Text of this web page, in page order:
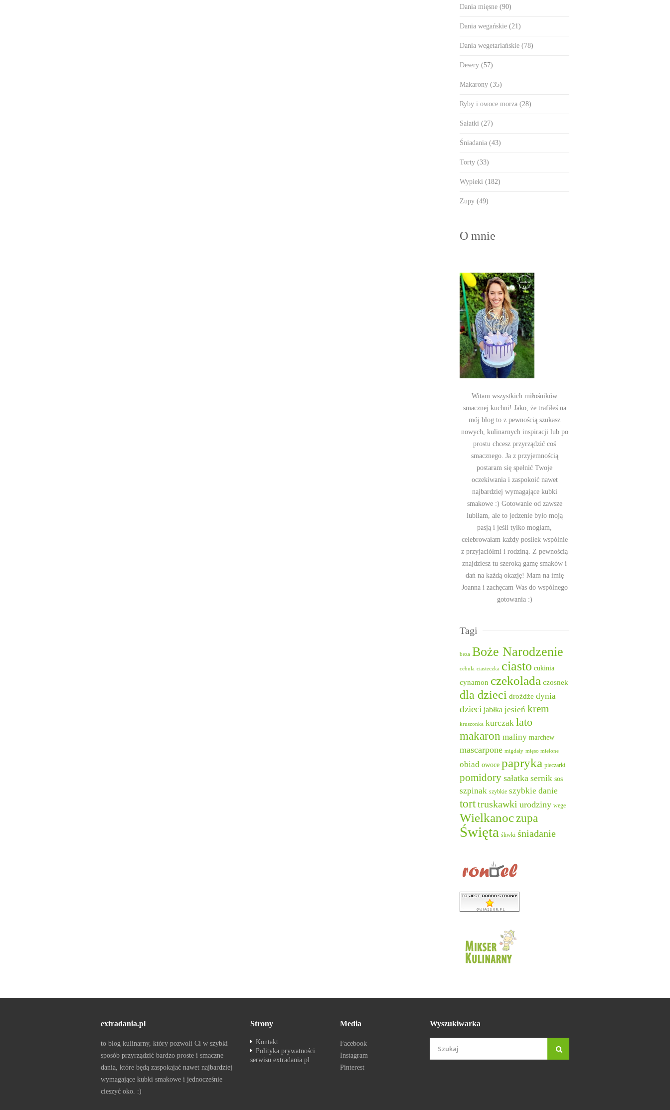
Dania mięsne (90)
Dania wegańskie (21)
Dania wegetariańskie (78)
Desery (57)
Makarony (35)
Ryby i owoce morza (28)
Sałatki (27)
Śniadania (43)
Torty (33)
Wypieki (182)
Zupy (49)
O mnie
Witam wszystkich miłośników
smacznej kuchni! Jako, że trafiłeś na
mój blog to z pewnością szukasz
nowych, kulinarnych inspiracji lub po
prostu chcesz przyrządzić coś
smacznego. Ja z przyjemnością
postaram się spełnić Twoje
oczekiwania i zaspokoić nawet
najbardziej wymagające kubki
smakowe :) Gotowanie od zawsze
lubiłam, ale to jedzenie było moją
pasją i jeśli tylko mogłam,
celebrowałam każdy posiłek wspólnie
z przyjaciółmi i rodziną. Z pewnością
znajdziesz tu szeroką gamę smaków i
dań na każdą okazję! Mam na imię
Joanna i zachęcam Was do wspólnego
gotowania :)
Tagi
beza Boże Narodzenie
cebula ciasteczka ciasto cukinia
cynamon czekolada czosnek
dla dzieci drożdże dynia
dzieci jabłka jesień krem
kruszonka kurczak lato
makaron maliny marchew
mascarpone migdały mięso mielone
obiad owoce papryka pieczarki
pomidory sałatka sernik sos
szpinak szybkie szybkie danie
torttruskawki urodziny wege
Wielkanoczupa
Święta śliwki śniadanie
extradania.pl
to blog kulinarny, który pozwoli Ci w szybki
sposób przyrządzić bardzo proste i smaczne
dania, które będą zaspokajać nawet najbardziej
wymagające kubki smakowe i jednocześnie
cieszyć oko. :)
Strony
Kontakt
Polityka prywatności
serwisu extradania.pl
Media
Facebook
Instagram
Pinterest
Wyszukiwarka